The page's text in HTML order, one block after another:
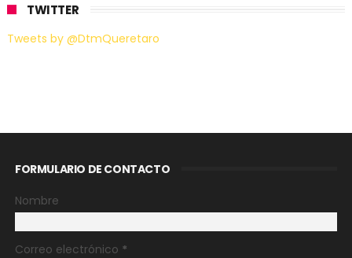
TWITTER
Tweets by @DtmQueretaro
FORMULARIO DE CONTACTO
Nombre
Correo electrónico *